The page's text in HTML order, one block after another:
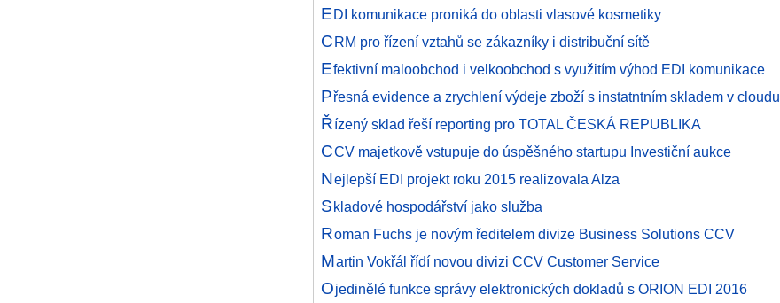
EDI komunikace proniká do oblasti vlasové kosmetiky
CRM pro řízení vztahů se zákazníky i distribuční sítě
Efektivní maloobchod i velkoobchod s využitím výhod EDI komunikace
Přesná evidence a zrychlení výdeje zboží s instatntním skladem v cloudu
Řízený sklad řeší reporting pro TOTAL ČESKÁ REPUBLIKA
CCV majetkově vstupuje do úspěšného startupu Investiční aukce
Nejlepší EDI projekt roku 2015 realizovala Alza
Skladové hospodářství jako služba
Roman Fuchs je novým ředitelem divize Business Solutions CCV
Martin Vokřál řídí novou divizi CCV Customer Service
Ojedinělé funkce správy elektronických dokladů s ORION EDI 2016